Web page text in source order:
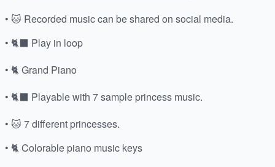
• 🐱 Recorded music can be shared on social media.
• 🐈⬛ Play in loop
• 🐈 Grand Piano
• 🐈⬛ Playable with 7 sample princess music.
• 🐱 7 different princesses.
• 🐈 Colorable piano music keys